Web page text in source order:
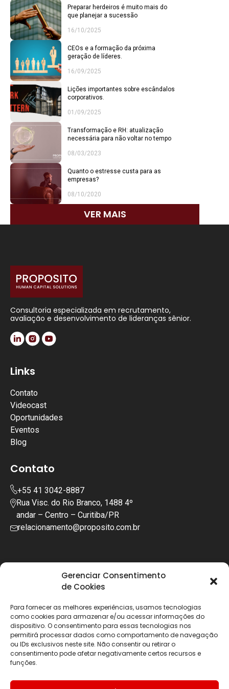
Gerenciar Consentimento
de Cookies
Para fornecer as melhores experiências, usamos tecnologias
como cookies para armazenar e/ou acessar informações do
dispositivo. O consentimento para essas tecnologias nos
permitirá processar dados como comportamento de navegação
ou IDs exclusivos neste site. Não consentir ou retirar o
consentimento pode afetar negativamente certos recursos e
funções.
Preparar herdeiros é muito mais do
que planejar a sucessão
16/10/2025
CEOs e a formação da próxima
geração de líderes.
16/09/2025
Lições importantes sobre escândalos
corporativos.
01/09/2025
Transformação e RH: atualização
necessária para não voltar no tempo
08/03/2023
Quanto o estresse custa para as
empresas?
08/10/2020
VER MAIS
Consultoria especializada em recrutamento,
avaliação e desenvolvimento de lideranças sênior.
Links
Contato
Videocast
Oportunidades
Eventos
Blog
Contato
+55 41 3042-8887
Rua Visc. do Rio Branco, 1488 4º
andar – Centro – Curitiba/PR
relacionamento@proposito.com.br
Copyright © 2025 | Todos os diretos reservados